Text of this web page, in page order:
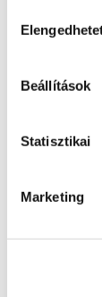
kiválasztása
Beállítások
Statisztikai
Marketing